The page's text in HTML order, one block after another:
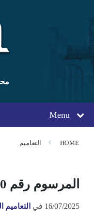
content
main
navigation
footer
Menu
HOME التعاميم
المرسوم رقم 70لعام 2025
16/07/2025 في التعاميم